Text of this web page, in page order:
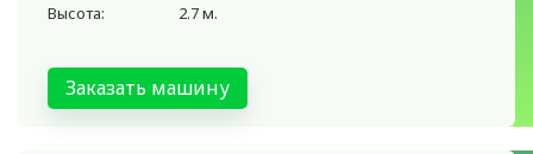
Высота:
2.7 м.
Заказать машину